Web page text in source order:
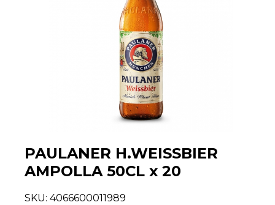
PAULANER H.WEISSBIER
AMPOLLA 50CL x 20
SKU: 4066600011989